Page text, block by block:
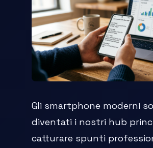
Gli smartphone moderni
diventati i nostri hub
catturare spunti